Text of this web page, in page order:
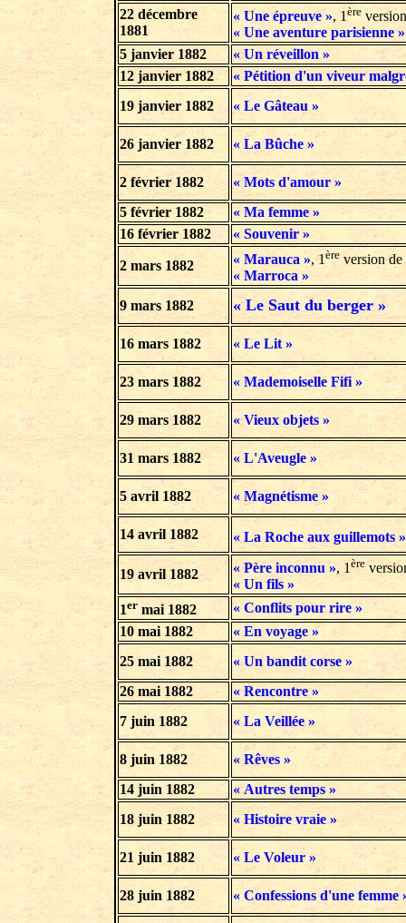
22 décembre
1881
« Une épreuve », 1 ère
« Une aventure parisienne »
5 janvier 1882
« Un réveillon »
12 janvier 1882
« Pétition d'un viveur
19 janvier 1882
« Le Gâteau »
26 janvier 1882 « La Bûche »
2 février 1882
« Mots d'amour »
5 février 1882
« Ma femme »
16 février 1882
« Souvenir »
2 mars 1882 « Marauca », 1èreversion de
« Marroca »
9 mars 1882
« Le Saut du berger »
16 mars 1882 « Le Lit »
23 mars 1882 « Mademoiselle Fifi »
29 mars 1882 « Vieux objets »
31 mars 1882 « L'Aveugle »
5 avril 1882 « Magnétisme »
14 avril 1882 « La Roche aux guillemots »
19 avril 1882 « Père inconnu », 1 ère
« Un fils »
1ermai 1882
« Conflits pour rire »
10 mai 1882
« En voyage »
25 mai 1882
« Un bandit corse »
26 mai 1882
« Rencontre »
7 juin 1882
« La Veillée »
8 juin 1882
« Rêves »
14 juin 1882
« Autres temps »
18 juin 1882
« Histoire vraie »
21 juin 1882 « Le Voleur »
28 juin 1882 « Confessions d'une femme